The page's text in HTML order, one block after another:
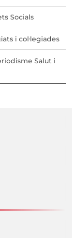
Socials
i col·legiades
Salut i